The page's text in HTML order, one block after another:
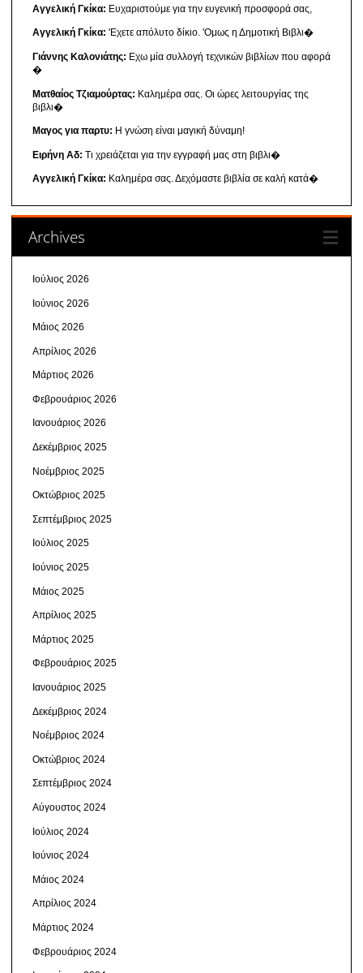
Αγγελική Γκίκα: Ευχαριστούμε για την ευγενική προσφορά σας,
Αγγελική Γκίκα: 'Εχετε απόλυτο δίκιο. 'Ομως η Δημοτική Βιβλι�
Γιάννης Καλονιάτης: Εχω μία συλλογή τεχνικών βιβλίων που αφορά
�
Ματθαίος Τζιαμούρτας: Καλημέρα σας. Οι ώρες λειτουργίας της
βιβλι�
Μαγος για παρτυ: Η γνώση είναι μαγική δύναμη!
Ειρήνη Αδ: Τι χρειάζεται για την εγγραφή μας στη βιβλι�
Αγγελική Γκίκα: Καλημέρα σας. Δεχόμαστε βιβλία σε καλή κατά�
Archives
Ιούλιος 2026
Ιούνιος 2026
Μάιος 2026
Απρίλιος 2026
Μάρτιος 2026
Φεβρουάριος 2026
Ιανουάριος 2026
Δεκέμβριος 2025
Νοέμβριος 2025
Οκτώβριος 2025
Σεπτέμβριος 2025
Ιούλιος 2025
Ιούνιος 2025
Μάιος 2025
Απρίλιος 2025
Μάρτιος 2025
Φεβρουάριος 2025
Ιανουάριος 2025
Δεκέμβριος 2024
Νοέμβριος 2024
Οκτώβριος 2024
Σεπτέμβριος 2024
Αύγουστος 2024
Ιούλιος 2024
Ιούνιος 2024
Μάιος 2024
Απρίλιος 2024
Μάρτιος 2024
Φεβρουάριος 2024